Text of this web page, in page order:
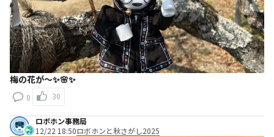
梅の花が〜✨🌸✨
0 30
ロボホン事務局
12/22 18:50ロボホンと秋さがし2025